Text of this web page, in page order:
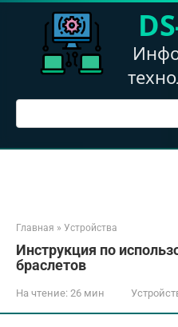
Перейти
Поиск:
Главная » Устройства
Инструкция по
браслетов
На чтение: 26 мин